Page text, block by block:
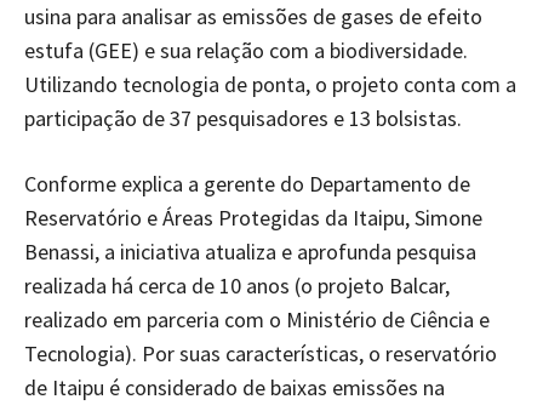
usina para analisar as emissões de gases de efeito
estufa (GEE) e sua relação com a biodiversidade.
Utilizando tecnologia de ponta, o projeto conta com a
participação de 37 pesquisadores e 13 bolsistas.
Conforme explica a gerente do Departamento de
Reservatório e Áreas Protegidas da Itaipu, Simone
Benassi, a iniciativa atualiza e aprofunda pesquisa
realizada há cerca de 10 anos (o projeto Balcar,
realizado em parceria com o Ministério de Ciência e
Tecnologia). Por suas características, o reservatório
de Itaipu é considerado de baixas emissões na